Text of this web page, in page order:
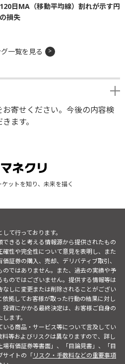
120日MA（移動平均線）割れが示す円
損失
一覧を見る
寄せください。今後の内容検
ます。
ットを知り、未来を描く
て行っております。
きると考える情報源から提供されたもの
性や完全性について意見を表明し、また
証券の購入、売却、デリバティブ取引、
ではありません。また、過去の実績や予
のではございません。提供する情報等は
しに変更または削除されることがござい
拠してお客様が取った行動の結果に対し
資にかかる最終決定は、お客様ご自身の
ます。
る商品・サービス等について言及してい
等およびリスクは異なりますので、詳し
有価証券等書面」、「目論見書」、「目
サイトの「リスク・手数料などの重要事項